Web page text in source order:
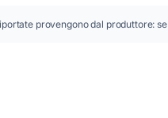
provengono dal produttore: